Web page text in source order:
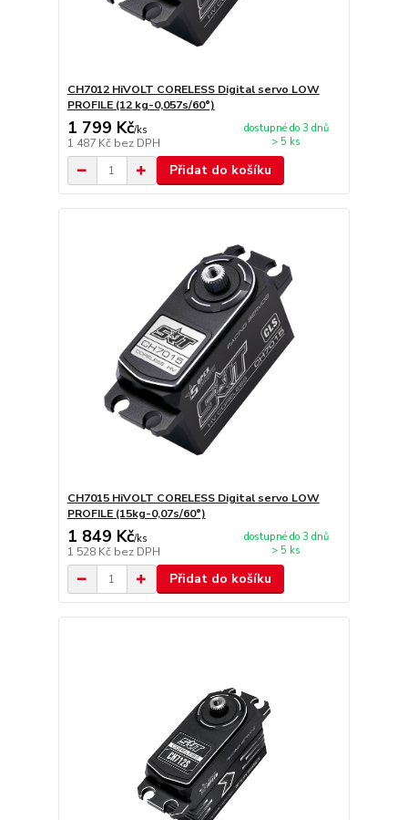
CH7012 HiVOLT CORELESS Digital servo LOW
PROFILE (12 kg-0,057s/60°)
1 799 Kč/ks
1 487 Kč bez DPH
dostupné do 3 dnů
> 5 ks
Přidat do košíku
CH7015 HiVOLT CORELESS Digital servo LOW
PROFILE (15kg-0,07s/60°)
1 849 Kč/ks
1 528 Kč bez DPH
dostupné do 3 dnů
> 5 ks
Přidat do košíku